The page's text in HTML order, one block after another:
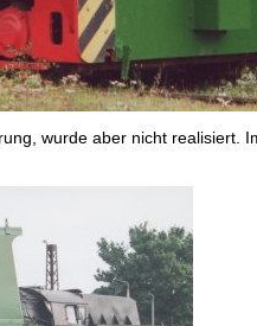
wurde aber nicht realisiert.